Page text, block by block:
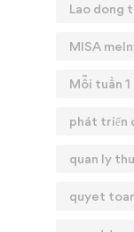
Lao dong
MISA
Mỗi tuần
phát triển
quan ly
quyet